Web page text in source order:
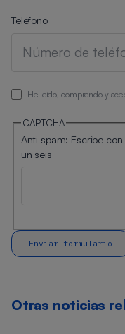
Teléfono
He leído, comprendo y
CAPTCHA
Anti spam: Escribe
un seis
Otras noticias